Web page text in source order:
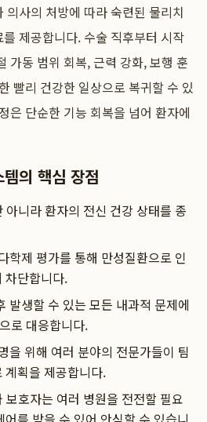
의사의 처방에 따라 숙련된 물리치
제공합니다. 수술 직후부터 시작
가동 범위 회복, 근력 강화, 보행 훈
빨리 건강한 일상으로 복귀할 수 있
은 단순한 기능 회복을 넘어 환자에
의 핵심 장점
아니라 환자의 전신 건강 상태를 종
학제 평가를 통해 만성질환으로 인
차단합니다.
발생할 수 있는 모든 내과적 문제에
로 대응합니다.
을 위해 여러 분야의 전문가들이 팀
계획을 제공합니다.
보호자는 여러 병원을 전전할 필요